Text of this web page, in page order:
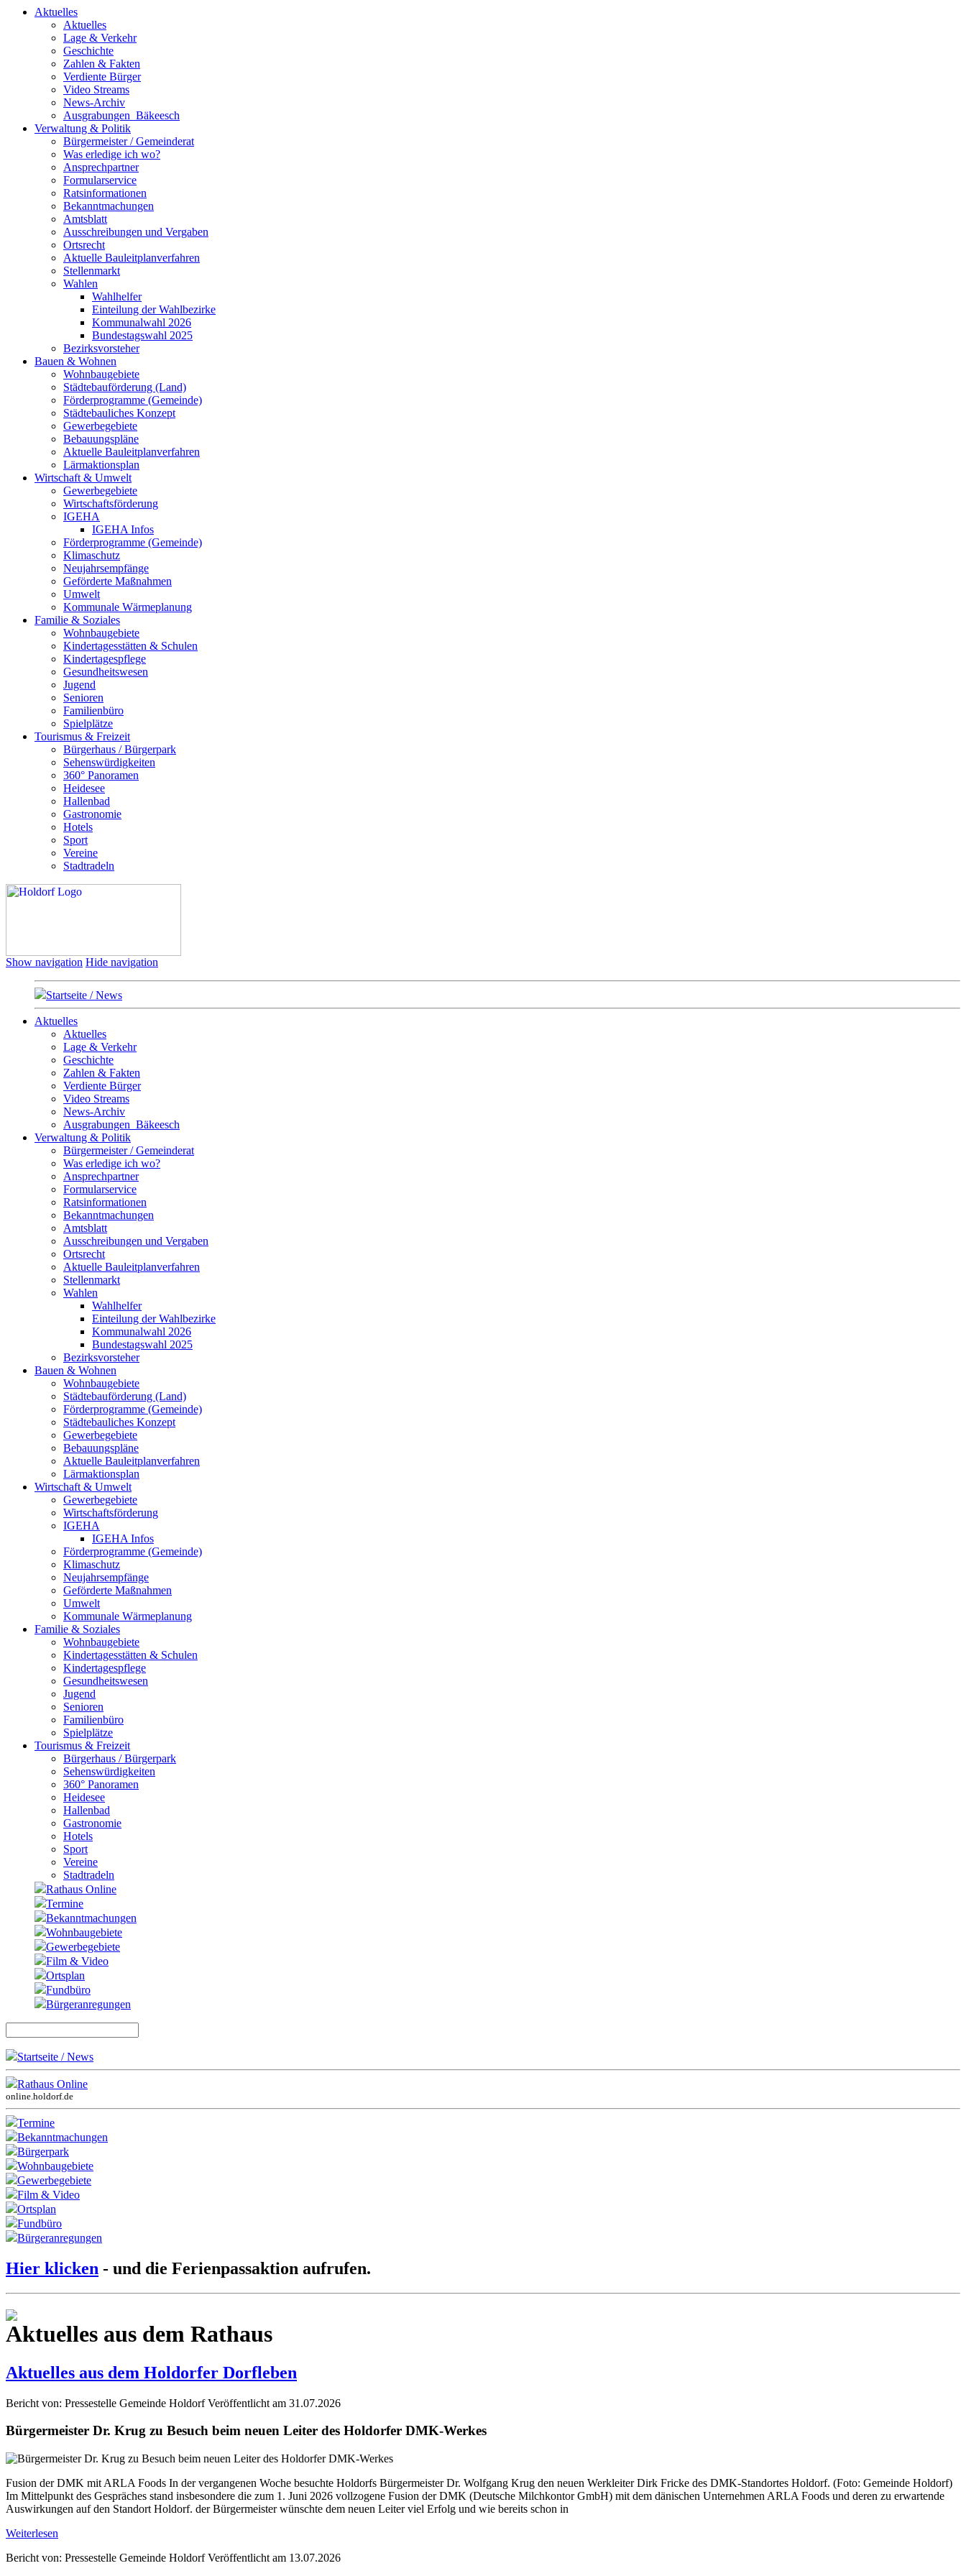
Aktuelles
Aktuelles
Lage & Verkehr
Geschichte
Zahlen & Fakten
Verdiente Bürger
Video Streams
News-Archiv
Ausgrabungen_Bäkeesch
Verwaltung & Politik
Bürgermeister / Gemeinderat
Was erledige ich wo?
Ansprechpartner
Formularservice
Ratsinformationen
Bekanntmachungen
Amtsblatt
Ausschreibungen und Vergaben
Ortsrecht
Aktuelle Bauleitplanverfahren
Stellenmarkt
Wahlen
Wahlhelfer
Einteilung der Wahlbezirke
Kommunalwahl 2026
Bundestagswahl 2025
Bezirksvorsteher
Bauen & Wohnen
Wohnbaugebiete
Städtebauförderung (Land)
Förderprogramme (Gemeinde)
Städtebauliches Konzept
Gewerbegebiete
Bebauungspläne
Aktuelle Bauleitplanverfahren
Lärmaktionsplan
Wirtschaft & Umwelt
Gewerbegebiete
Wirtschaftsförderung
IGEHA
IGEHA Infos
Förderprogramme (Gemeinde)
Klimaschutz
Neujahrsempfänge
Geförderte Maßnahmen
Umwelt
Kommunale Wärmeplanung
Familie & Soziales
Wohnbaugebiete
Kindertagesstätten & Schulen
Kindertagespflege
Gesundheitswesen
Jugend
Senioren
Familienbüro
Spielplätze
Tourismus & Freizeit
Bürgerhaus / Bürgerpark
Sehenswürdigkeiten
360° Panoramen
Heidesee
Hallenbad
Gastronomie
Hotels
Sport
Vereine
Stadtradeln
Show navigation Hide navigation
Startseite / News
Aktuelles
Aktuelles
Lage & Verkehr
Geschichte
Zahlen & Fakten
Verdiente Bürger
Video Streams
News-Archiv
Ausgrabungen_Bäkeesch
Verwaltung & Politik
Bürgermeister / Gemeinderat
Was erledige ich wo?
Ansprechpartner
Formularservice
Ratsinformationen
Bekanntmachungen
Amtsblatt
Ausschreibungen und Vergaben
Ortsrecht
Aktuelle Bauleitplanverfahren
Stellenmarkt
Wahlen
Wahlhelfer
Einteilung der Wahlbezirke
Kommunalwahl 2026
Bundestagswahl 2025
Bezirksvorsteher
Bauen & Wohnen
Wohnbaugebiete
Städtebauförderung (Land)
Förderprogramme (Gemeinde)
Städtebauliches Konzept
Gewerbegebiete
Bebauungspläne
Aktuelle Bauleitplanverfahren
Lärmaktionsplan
Wirtschaft & Umwelt
Gewerbegebiete
Wirtschaftsförderung
IGEHA
IGEHA Infos
Förderprogramme (Gemeinde)
Klimaschutz
Neujahrsempfänge
Geförderte Maßnahmen
Umwelt
Kommunale Wärmeplanung
Familie & Soziales
Wohnbaugebiete
Kindertagesstätten & Schulen
Kindertagespflege
Gesundheitswesen
Jugend
Senioren
Familienbüro
Spielplätze
Tourismus & Freizeit
Bürgerhaus / Bürgerpark
Sehenswürdigkeiten
360° Panoramen
Heidesee
Hallenbad
Gastronomie
Hotels
Sport
Vereine
Stadtradeln
Rathaus Online
Termine
Bekanntmachungen
Wohnbaugebiete
Gewerbegebiete
Film & Video
Ortsplan
Fundbüro
Bürgeranregungen
Startseite / News
Rathaus Online
online.holdorf.de
Termine
Bekanntmachungen
Bürgerpark
Wohnbaugebiete
Gewerbegebiete
Film & Video
Ortsplan
Fundbüro
Bürgeranregungen
Hier klicken - und die Ferienpassaktion aufrufen.
Aktuelles aus dem Rathaus
Aktuelles aus dem Holdorfer Dorfleben
Bericht von: Pressestelle Gemeinde Holdorf Veröffentlicht am 31.07.2026
Bürgermeister Dr. Krug zu Besuch beim neuen Leiter des Holdorfer DMK-Werkes
Fusion der DMK mit ARLA Foods In der vergangenen Woche besuchte Holdorfs Bürgermeister Dr. Wolfgang Krug den neuen Werkleiter Dirk Fricke des DMK-Standortes Holdorf. (Foto: Gemeinde Holdorf)
Im Mittelpunkt des Gespräches stand insbesondere die zum 1. Juni 2026 vollzogene Fusion der DMK (Deutsche Milchkontor GmbH) mit dem dänischen Unternehmen ARLA Foods und deren zu erwartende
Auswirkungen auf den Standort Holdorf. der Bürgermeister wünschte dem neuen Leiter viel Erfolg und wie bereits schon in
Weiterlesen
Bericht von: Pressestelle Gemeinde Holdorf Veröffentlicht am 13.07.2026